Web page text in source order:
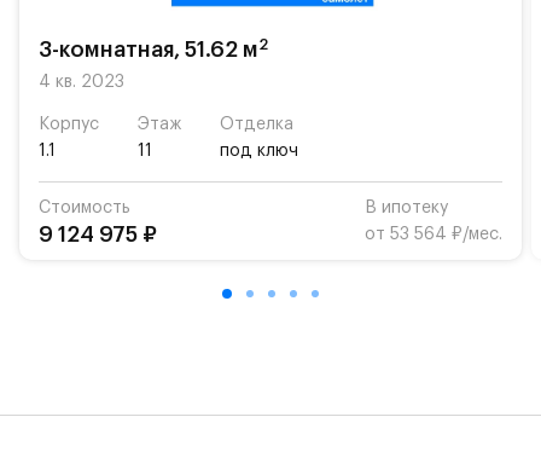
3-комнатная, 51.62 м2
4 кв. 2023
Корпус
1.1
Этаж
11
Отделка
под ключ
Стоимость
9 124 975 ₽
В ипотеку
от 53 564 ₽/мес.